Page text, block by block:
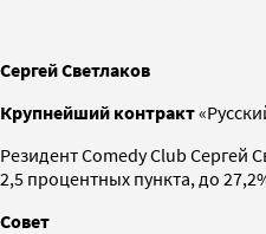
Сергей Светлаков
Крупнейший контракт
Резидент Comedy Club
2,5 процентных пункта, до
Совет